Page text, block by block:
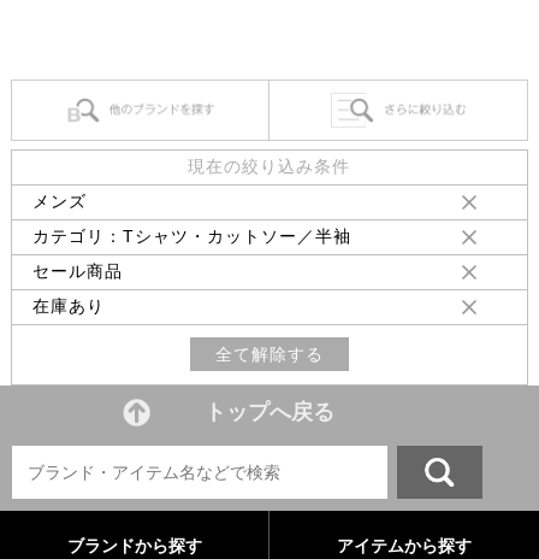
現在の絞り込み条件
メンズ
カテゴリ：Tシャツ・カットソー／半袖
セール商品
在庫あり
全て解除する
トップへ戻る
ブランドから探す アイテムから探す